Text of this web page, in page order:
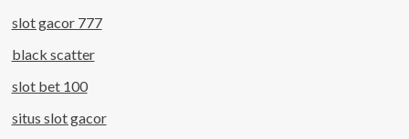
slot gacor 777
black scatter
slot bet 100
situs slot gacor